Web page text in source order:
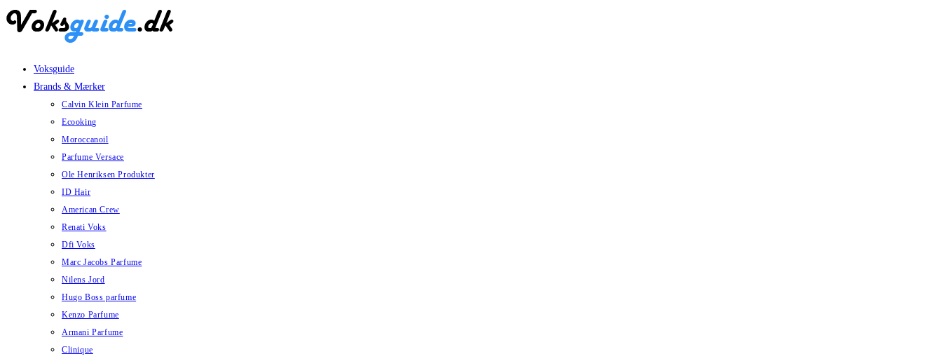
Skip
Voksguide
Brands & Mærker
Calvin Klein Parfume
Ecooking
Moroccanoil
Parfume Versace
Ole Henriksen Produkter
ID Hair
American Crew
Renati Voks
Dfi Voks
Marc Jacobs Parfume
Nilens Jord
Hugo Boss parfume
Kenzo Parfume
Armani Parfume
Clinique